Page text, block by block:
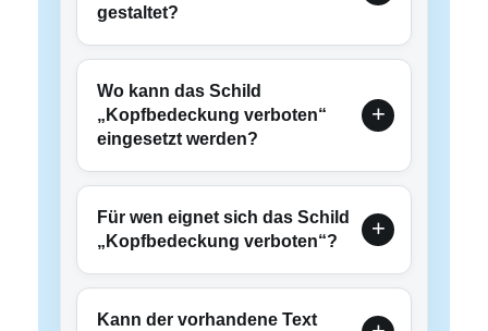
gestaltet?
Wo kann das Schild
„Kopfbedeckung verboten“
eingesetzt werden?
Für wen eignet sich das Schild
„Kopfbedeckung verboten“?
Kann der vorhandene Text